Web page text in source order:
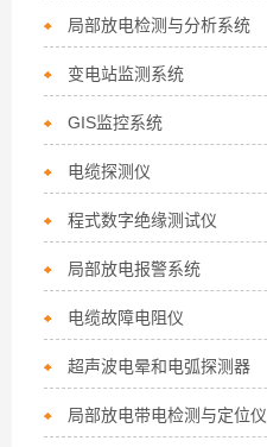
局部放电检测与分析系统
变电站监测系统
GIS监控系统
电缆探测仪
程式数字绝缘测试仪
局部放电报警系统
电缆故障电阻仪
超声波电晕和电弧探测器
局部放电带电检测与定位仪